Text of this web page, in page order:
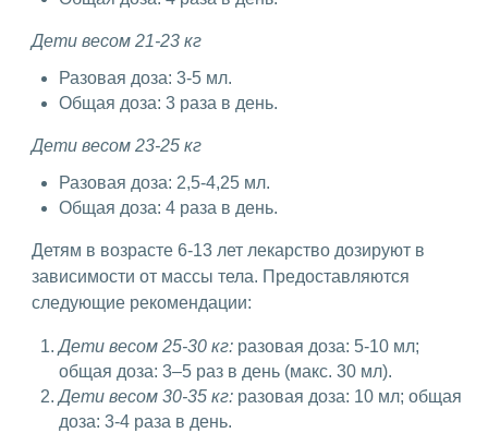
Дети весом 21-23 кг
Разовая доза: 3-5 мл.
Общая доза: 3 раза в день.
Дети весом 23-25 ​​кг
Разовая доза: 2,5-4,25 мл.
Общая доза: 4 раза в день.
Детям в возрасте 6-13 лет лекарство дозируют в
зависимости от массы тела. Предоставляются
следующие рекомендации:
Дети весом 25-30 кг: разовая доза: 5-10 мл;
общая доза: 3–5 раз в день (макс. 30 мл).
Дети весом 30-35 кг: разовая доза: 10 мл; общая
доза: 3-4 раза в день.